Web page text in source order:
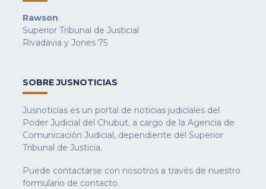
Rawson
Superior Tribunal de Justicial
Rivadavia y Jones 75
SOBRE JUSNOTICIAS
Jusnoticias es un portal de noticias judiciales del
Poder Judicial del Chubut, a cargo de la Agencia de
Comunicación Judicial, dependiente del Superior
Tribunal de Justicia.
Puede contactarse con nosotros a través de nuestro
formulario de contacto.